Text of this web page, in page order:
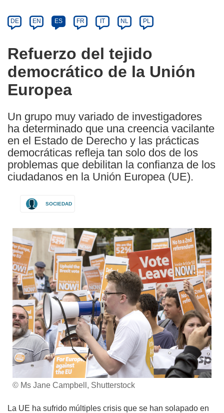
Category
Article
available
the
following
languages:
DE EN ES FR IT NL PL
Refuerzo del tejido
democrático de la Unión
Europea
Un grupo muy variado de investigadores
ha determinado que una creencia vacilante
en el Estado de Derecho y las prácticas
democráticas refleja tan solo dos de los
problemas que debilitan la confianza de los
ciudadanos en la Unión Europea (UE).
SOCIEDAD
© Ms Jane Campbell, Shutterstock
La UE ha sufrido múltiples crisis que se han solapado en